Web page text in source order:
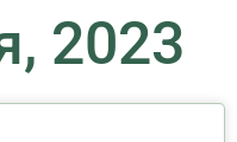
2023